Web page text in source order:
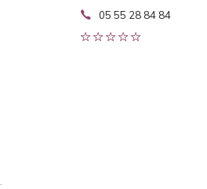
05 55 28 84 84